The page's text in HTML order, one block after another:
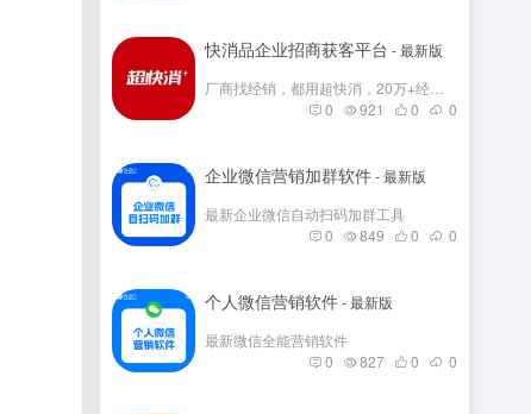
快消品企业招商获客平台 - 最新版
0
921 0 0
企业微信营销加群软件- 最新版
最新企业微信自动扫码加群工具
0
849 0 0
个人微信营销软件- 最新版
最新微信全能营销软件
0
827 0 0